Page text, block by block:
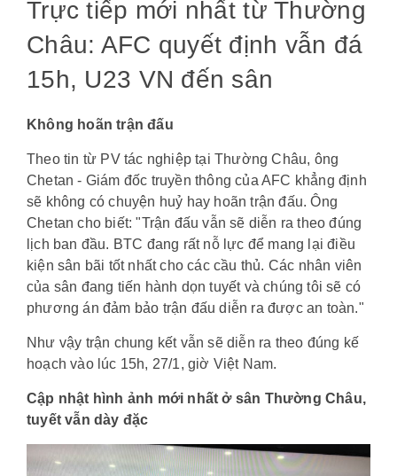
Trực tiếp mới nhất từ Thường
Châu: AFC quyết định vẫn đá
15h, U23 VN đến sân
Không hoãn trận đấu
Theo tin từ PV tác nghiệp tại Thường Châu, ông
Chetan - Giám đốc truyền thông của AFC khẳng định
sẽ không có chuyện huỷ hay hoãn trận đấu. Ông
Chetan cho biết: "Trận đấu vẫn sẽ diễn ra theo đúng
lịch ban đầu. BTC đang rất nỗ lực để mang lại điều
kiện sân bãi tốt nhất cho các cầu thủ. Các nhân viên
của sân đang tiến hành dọn tuyết và chúng tôi sẽ có
phương án đảm bảo trận đấu diễn ra được an toàn."
Như vậy trận chung kết vẫn sẽ diễn ra theo đúng kế
hoạch vào lúc 15h, 27/1, giờ Việt Nam.
Cập nhật hình ảnh mới nhất ở sân Thường Châu,
tuyết vẫn dày đặc